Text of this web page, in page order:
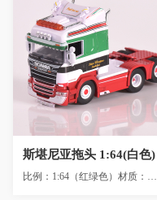
斯堪尼亚拖头 1:64(白色)
比例：1:64（红绿色）材质：锌合金+ABS+PVC +GP（650G）尺寸：11X4X6cm包装：...
斯堪尼亚拖头 1:64(白
色)